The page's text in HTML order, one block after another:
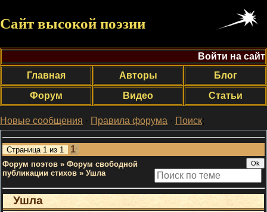
Сайт высокой поэзии
Войти на сайт
Главная
Авторы
Блог
Форум
Видео Статьи
Новые сообщения · Правила форума · Поиск;
Страница 1 из 1 1
Форум поэтов » Форум свободной
публикации стихов » Ушла
Ушла